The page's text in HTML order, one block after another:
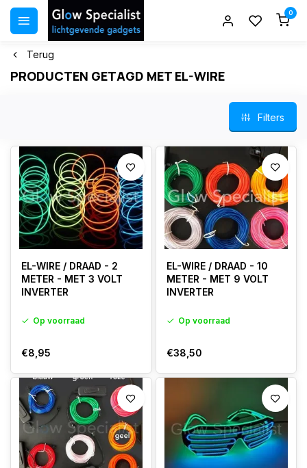
0
Terug
PRODUCTEN GETAGD MET EL-WIRE
Filters
EL-WIRE / DRAAD - 2
METER - MET 3 VOLT
INVERTER
Op voorraad
€8,95
EL-WIRE / DRAAD - 10
METER - MET 9 VOLT
INVERTER
Op voorraad
€38,50